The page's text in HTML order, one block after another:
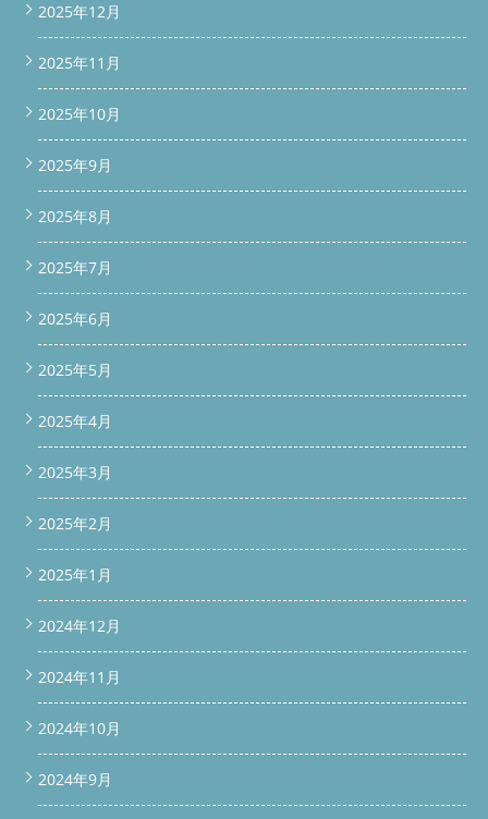
2025年12月
2025年11月
2025年10月
2025年9月
2025年8月
2025年7月
2025年6月
2025年5月
2025年4月
2025年3月
2025年2月
2025年1月
2024年12月
2024年11月
2024年10月
2024年9月